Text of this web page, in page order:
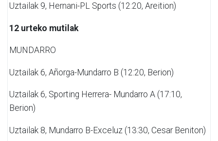
Uztailak 9, Hernani-PL Sports (12:20, Areition)
12 urteko mutilak
MUNDARRO
Uztailak 6, Añorga-Mundarro B (12:20, Berion)
Uztailak 6, Sporting Herrera- Mundarro A (17:10,
Berion)
Uztailak 8, Mundarro B-Exceluz (13:30, Cesar Beniton)